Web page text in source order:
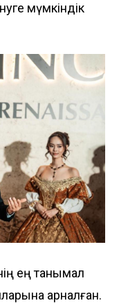
мүмкіндік
ең танымал
арналған.